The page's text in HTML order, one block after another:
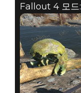
Fallout 4 모드: